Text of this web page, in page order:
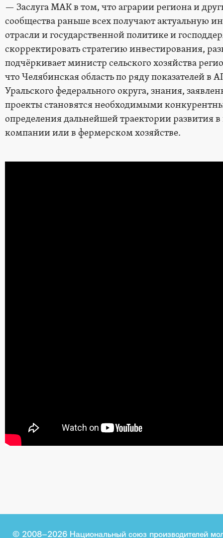
— Заслуга МАК в том, что аграрии региона и
сообщества раньше всех получают актуальную
отрасли и государственной политике и
скорректировать стратегию инвестирования,
подчёркивает министр сельского хозяйства
что Челябинская область по ряду показателей
Уральского федерального округа, знания,
проекты становятся необходимыми
определения дальнейшей траектории развития
компании или в фермерском хозяйстве.
© 2008–2026 Национальный союз производителей